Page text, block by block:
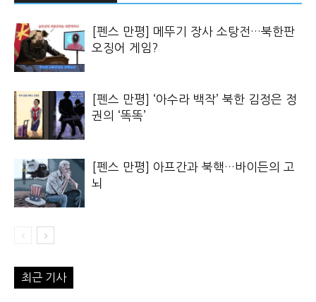
[펜스 만평] 메뚜기 장사 소탕전…북한판
오징어 게임?
[펜스 만평] ‘아수라 백작’ 북한 김정은 정
권의 ‘똑똑’
[펜스 만평] 아프간과 북핵…바이든의 고
뇌
최근 기사